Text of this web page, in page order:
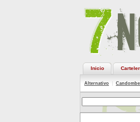
Inicio
Alternativo